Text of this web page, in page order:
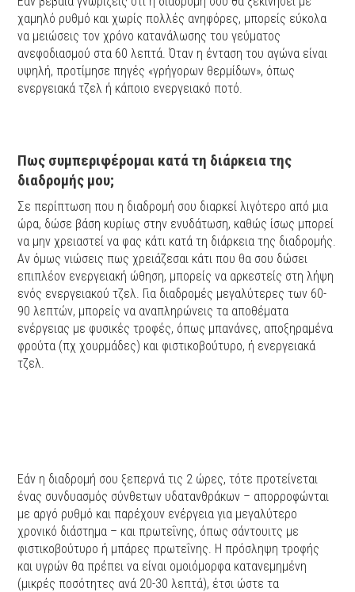
χαμηλό ρυθμό και χωρίς πολλές ανηφόρες, μπορείς εύκολα
να μειώσεις τον χρόνο κατανάλωσης του γεύματος
ανεφοδιασμού στα 60 λεπτά. Όταν η ένταση του αγώνα είναι
υψηλή, προτίμησε πηγές «γρήγορων θερμίδων», όπως
ενεργειακά τζελ ή κάποιο ενεργειακό ποτό.
Πως συμπεριφέρομαι κατά τη διάρκεια της
διαδρομής μου;
Σε περίπτωση που η διαδρομή σου διαρκεί λιγότερο από μια
ώρα, δώσε βάση κυρίως στην ενυδάτωση, καθώς ίσως μπορεί
να μην χρειαστεί να φας κάτι κατά τη διάρκεια της διαδρομής.
Αν όμως νιώσεις πως χρειάζεσαι κάτι που θα σου δώσει
επιπλέον ενεργειακή ώθηση, μπορείς να αρκεστείς στη λήψη
ενός ενεργειακού τζελ. Για διαδρομές μεγαλύτερες των 60-
90 λεπτών, μπορείς να αναπληρώνεις τα αποθέματα
ενέργειας με φυσικές τροφές, όπως μπανάνες, αποξηραμένα
φρούτα (πχ χουρμάδες) και φιστικοβούτυρο, ή ενεργειακά
τζελ.
Εάν η διαδρομή σου ξεπερνά τις 2 ώρες, τότε προτείνεται
ένας συνδυασμός σύνθετων υδατανθράκων – απορροφώνται
με αργό ρυθμό και παρέχουν ενέργεια για μεγαλύτερο
χρονικό διάστημα – και πρωτεΐνης, όπως σάντουιτς με
φιστικοβούτυρο ή μπάρες πρωτεΐνης. Η πρόσληψη τροφής
και υγρών θα πρέπει να είναι ομοιόμορφα κατανεμημένη
(μικρές ποσότητες ανά 20-30 λεπτά), έτσι ώστε τα